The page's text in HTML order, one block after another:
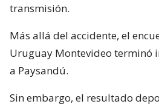
transmisión.
Más allá del accidente, el
Uruguay Montevideo terminó
a Paysandú.
Sin embargo, el resultado